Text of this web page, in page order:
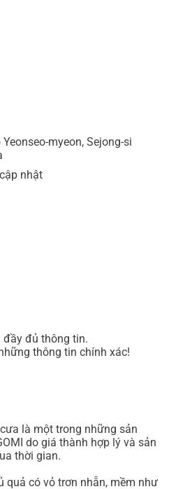
myeon, Sejong-si
nhật
đầy đủ thông tin.
thông tin chính xác!
là một trong những sản
do giá thành hợp lý và sản
thời gian.
quả có vỏ trơn nhẵn, mềm như